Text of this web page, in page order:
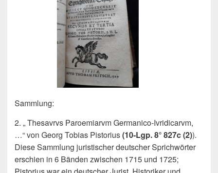
Sammlung:
2. „Thesavrvs Paroemiarvm Germanico-Ivridicarvm,
…“ von Georg Tobias Pistorius(10-Lgp. 8° 827c (2)).
Diese Sammlung juristischer deutscher Sprichwörter
erschien in 6 Bänden zwischen 1715 und 1725;